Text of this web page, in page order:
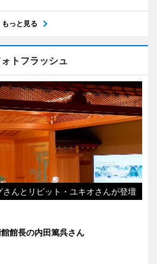
もっと見る
トフラッシュ
さんとリピット・ユキオさんが登壇
館長の内田篤呉さん